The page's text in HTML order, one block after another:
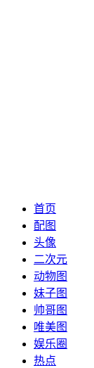
首页
配图
头像
二次元
动物图
妹子图
帅哥图
唯美图
娱乐圈
热点